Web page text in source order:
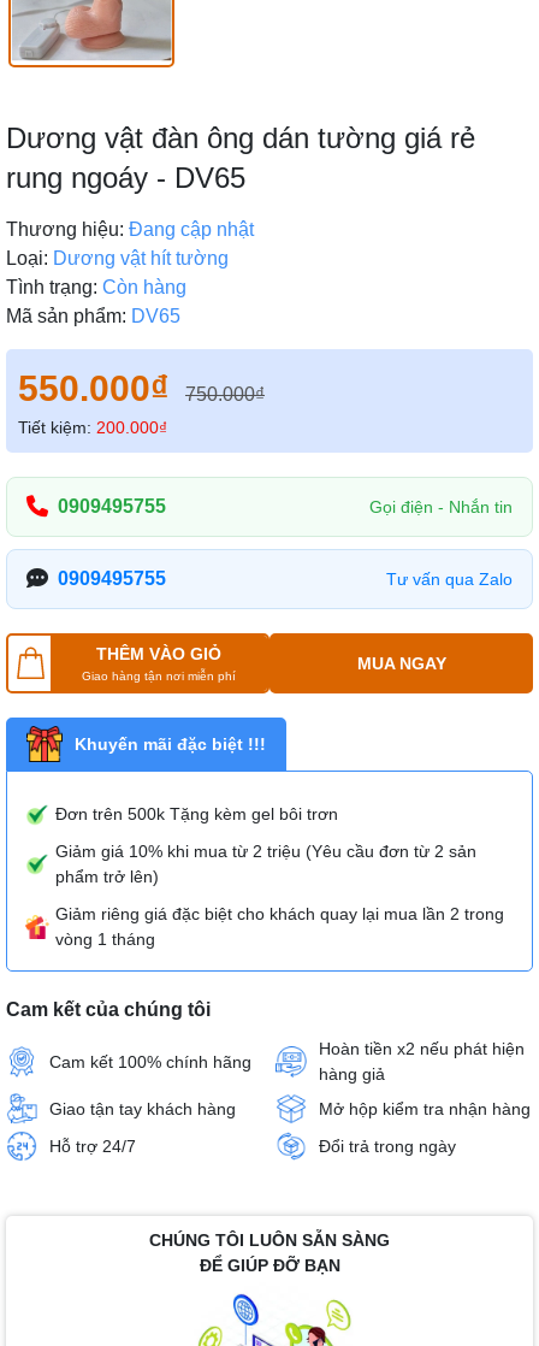
Dương vật đàn ông dán tường giá rẻ
rung ngoáy - DV65
Thương hiệu: Đang cập nhật
Loại: Dương vật hít tường
Tình trạng: Còn hàng
Mã sản phẩm: DV65
550.000₫ 750.000₫
Tiết kiệm: 200.000₫
0909495755 Gọi điện - Nhắn tin
0909495755 Tư vấn qua Zalo
THÊM VÀO GIỎ
Giao hàng tận nơi miễn phí
MUA NGAY
Khuyến mãi đặc biệt !!!
Đơn trên 500k Tặng kèm gel bôi trơn
Giảm giá 10% khi mua từ 2 triệu (Yêu cầu đơn từ 2 sản
phẩm trở lên)
Giảm riêng giá đặc biệt cho khách quay lại mua lần 2 trong
vòng 1 tháng
Cam kết của chúng tôi
Cam kết 100% chính hãng
Hoàn tiền x2 nếu phát hiện
hàng giả
Giao tận tay khách hàng
Mở hộp kiểm tra nhận hàng
Hỗ trợ 24/7
Đổi trả trong ngày
CHÚNG TÔI LUÔN SẴN SÀNG
ĐỂ GIÚP ĐỠ BẠN